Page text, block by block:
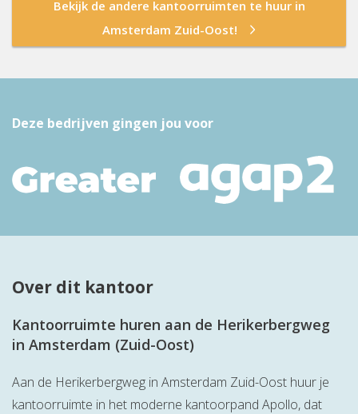
Bekijk de andere kantoorruimten te huur in
Amsterdam Zuid-Oost!
Deze bedrijven gingen jou voor
Over dit kantoor
Kantoorruimte huren aan de Herikerbergweg
in Amsterdam (Zuid-Oost)
Aan de Herikerbergweg in Amsterdam Zuid-Oost huur je
kantoorruimte in het moderne kantoorpand Apollo, dat